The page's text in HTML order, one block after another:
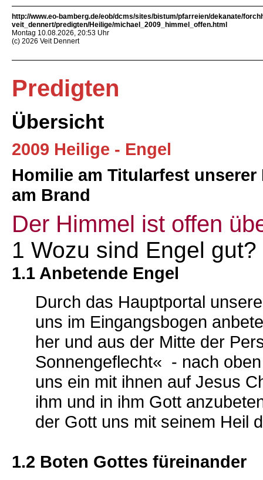
http://www.eo-bamberg.de/eob/dcms/sites/bistum/pfarreien/dekanate/
veit_dennert/predigten/Heilige/michael_2009_himmel_offen.html
Montag 10.08.2026, 20:53 Uhr
(c) 2026 Veit Dennert
Predigten
Übersicht
2009 Heilige - Engel
Homilie am Titularfest
am Brand
Der Himmel ist offen
1 Wozu sind Engel gut?
1.1 Anbetende Engel
Durch das Hauptportal
uns im Eingangsbogen
her und aus der Mitte der
Sonnengeflecht« - nach
uns ein mit ihnen auf Jesus
ihm und in ihm Gott
der Gott uns mit seinem Heil
1.2 Boten Gottes füreinander